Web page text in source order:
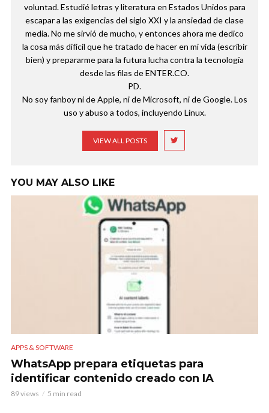
voluntad. Estudié letras y literatura en Estados Unidos para
escapar a las exigencias del siglo XXI y la ansiedad de clase
media. No me sirvió de mucho, y entonces ahora me dedico
la cosa más difícil que he tratado de hacer en mi vida (escribir
bien) y prepararme para la futura lucha contra la tecnología
desde las filas de ENTER.CO.
PD.
No soy fanboy ni de Apple, ni de Microsoft, ni de Google. Los
uso y abuso a todos, incluyendo Linux.
VIEW ALL POSTS
YOU MAY ALSO LIKE
APPS & SOFTWARE
WhatsApp prepara etiquetas para
identificar contenido creado con IA
89 views 5 min read